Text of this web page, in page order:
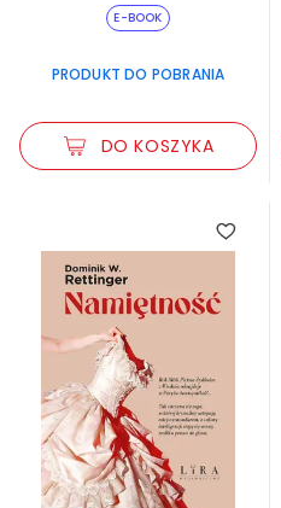
E-BOOK
PRODUKT DO POBRANIA
DO KOSZYKA